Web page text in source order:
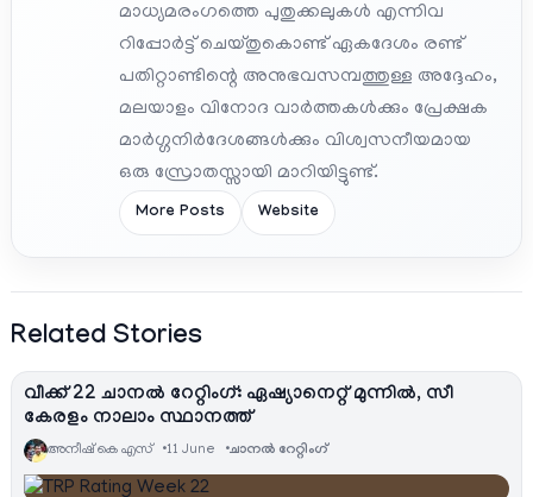
മാധ്യമരംഗത്തെ പുതുക്കലുകൾ എന്നിവ
റിപ്പോർട്ട് ചെയ്തുകൊണ്ട് ഏകദേശം രണ്ട്
പതിറ്റാണ്ടിന്റെ അനുഭവസമ്പത്തുള്ള അദ്ദേഹം,
മലയാളം വിനോദ വാർത്തകൾക്കും പ്രേക്ഷക
മാർഗ്ഗനിർദേശങ്ങൾക്കും വിശ്വസനീയമായ
ഒരു സ്രോതസ്സായി മാറിയിട്ടുണ്ട്.
More Posts Website
Related Stories
വീക്ക് 22 ചാനൽ റേറ്റിംഗ്: ഏഷ്യാനെറ്റ് മുന്നിൽ, സീ
കേരളം നാലാം സ്ഥാനത്ത്
അനീഷ്‌ കെ എസ് 11 June ചാനല്‍ റേറ്റിംഗ്